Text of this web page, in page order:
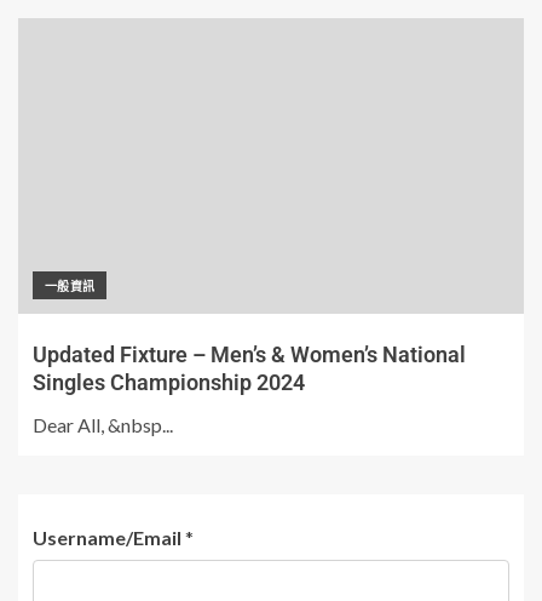
一般資訊
Updated Fixture – Men’s & Women’s National
Singles Championship 2024
Dear All, &nbsp...
Username/Email *